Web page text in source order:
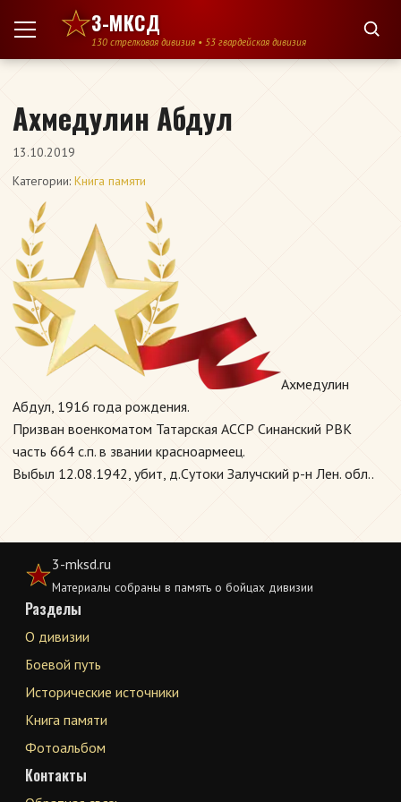
Перейти к содержимому
3-МКСД
130 стрелковая дивизия • 53 гвардейская дивизия
Ахмедулин Абдул
13.10.2019
Категории: Книга памяти
Ахмедулин
Абдул, 1916 года рождения.
Призван военкоматом Татарская АССР Синанский РВК
часть 664 с.п. в звании красноармеец.
Выбыл 12.08.1942, убит, д.Сутоки Залучский р-н Лен. обл..
3-mksd.ru
Материалы собраны в память о бойцах дивизии
Разделы
О дивизии
Боевой путь
Исторические источники
Книга памяти
Фотоальбом
Контакты